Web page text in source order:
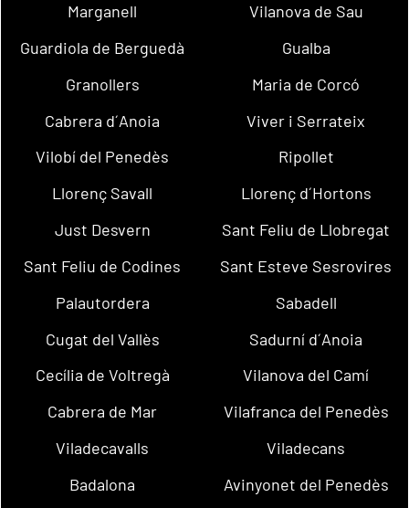
Marganell
Vilanova de Sau
Guardiola de Berguedà
Gualba
Granollers
Maria de Corcó
Cabrera d´Anoia
Viver i Serrateix
Vilobí del Penedès
Ripollet
Llorenç Savall
Llorenç d´Hortons
Just Desvern
Sant Feliu de Llobregat
Sant Feliu de Codines
Sant Esteve Sesrovires
Palautordera
Sabadell
Cugat del Vallès
Sadurní d´Anoia
Cecília de Voltregà
Vilanova del Camí
Cabrera de Mar
Vilafranca del Penedès
Viladecavalls
Viladecans
Badalona
Avinyonet del Penedès